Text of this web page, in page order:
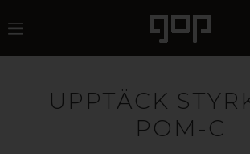
UPPTÄCK
POM-C